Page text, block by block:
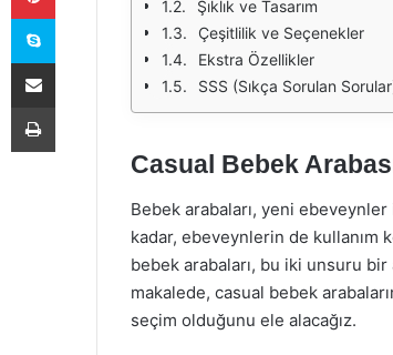
Şıklık ve Tasarım
Çeşitlilik ve Seçenekler
Ekstra Özellikler
SSS (Sıkça Sorulan
Casual Bebek
Bebek arabaları, yeni
kadar, ebeveynlerin de kullanım
bebek arabaları, bu iki unsuru
makalede, casual bebek
seçim olduğunu ele alacağız.
Skype
E-Posta ile paylaş